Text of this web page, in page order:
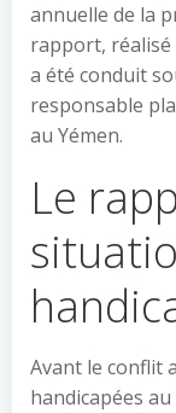
annuelle de la
rapport, réalisé
a été conduit
responsable
au Yémen.
Le
Avant le conflit
handicapées